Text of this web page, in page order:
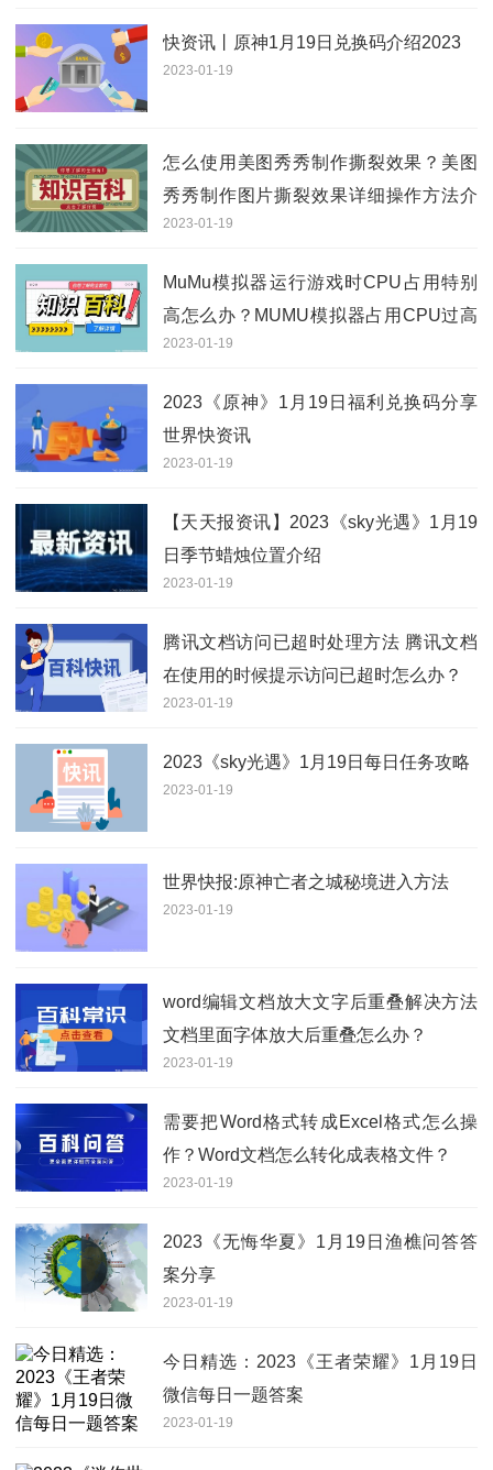
快资讯丨原神1月19日兑换码介绍2023
2023-01-19
怎么使用美图秀秀制作撕裂效果？美图
秀秀制作图片撕裂效果详细操作方法介
绍
2023-01-19
MuMu模拟器运行游戏时CPU占用特别
高怎么办？MUMU模拟器占用CPU过高
怎么设置？
2023-01-19
2023《原神》1月19日福利兑换码分享
世界快资讯
2023-01-19
【天天报资讯】2023《sky光遇》1月19
日季节蜡烛位置介绍
2023-01-19
腾讯文档访问已超时处理方法 腾讯文档
在使用的时候提示访问已超时怎么办？
2023-01-19
2023《sky光遇》1月19日每日任务攻略
2023-01-19
世界快报:原神亡者之城秘境进入方法
2023-01-19
word编辑文档放大文字后重叠解决方法
文档里面字体放大后重叠怎么办？
2023-01-19
需要把Word格式转成Excel格式怎么操
作？Word文档怎么转化成表格文件？
2023-01-19
2023《无悔华夏》1月19日渔樵问答答
案分享
2023-01-19
今日精选：2023《王者荣耀》1月19日
微信每日一题答案
2023-01-19